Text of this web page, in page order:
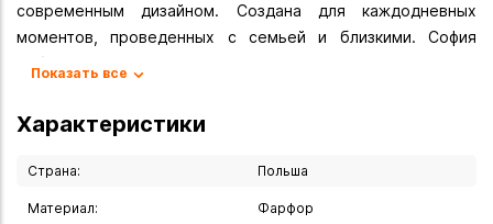
современным дизайном. Создана для каждодневных
моментов, проведенных с семьей и близкими. София
соблазнит изяществом тех, кто ценит эстетику и
Серые фарфоровые работы украшены тиснением, что
добавляет их уникальности, подчеркивая тонкий характер
посуды.
Вы можете купить Блюдо овальное "София" 24 см в
Показать все
Характеристики
Страна: Польша
Материал: Фарфор